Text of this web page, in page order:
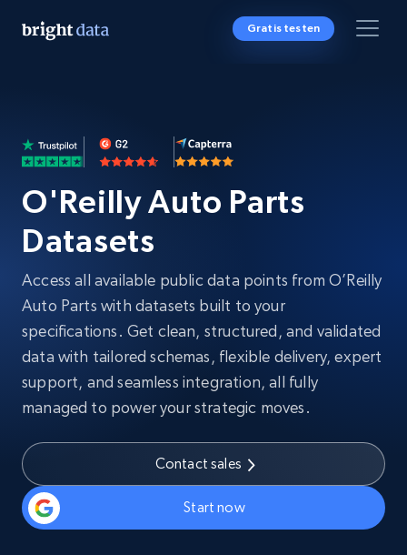
Gratis testen
O'Reilly Auto Parts
Datasets
Access all available public data points from O’Reilly
Auto Parts with datasets built to your
specifications. Get clean, structured, and validated
data with tailored schemas, flexible delivery, expert
support, and seamless integration, all fully
managed to power your strategic moves.
Contact sales
Start now